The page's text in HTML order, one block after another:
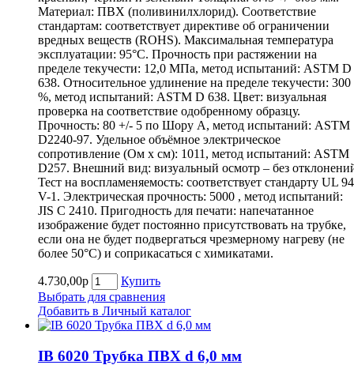
Материал: ПВХ (поливинилхлорид). Соответствие
стандартам: соответствует директиве об ограничении
вредных веществ (ROHS). Максимальная температура
эксплуатации: 95°С. Прочность при растяжении на
пределе текучести: 12,0 МПа, метод испытаний: ASTM D
638. Относительное удлинение на пределе текучести: 300
%, метод испытаний: ASTM D 638. Цвет: визуальная
проверка на соответствие одобренному образцу.
Прочность: 80 +/- 5 по Шору А, метод испытаний: ASTM
D2240-97. Удельное объёмное электрическое
сопротивление (Ом х см): 1011, метод испытаний: ASTM
D257. Внешний вид: визуальный осмотр – без
Тест на воспламеняемость: соответствует стандарту UL 94
V-1. Электрическая прочность: 5000 , метод испытаний:
JIS C 2410. Пригодность для печати: напечатанное
изображение будет постоянно присутствовать на трубке,
если она не будет подвергаться чрезмерному нагреву (не
более 50°С) и соприкасаться с химикатами.
4.730,00р
Купить
Выбрать для сравнения
Добавить в Личный каталог
IB 6020 Трубка ПВХ d 6,0 мм